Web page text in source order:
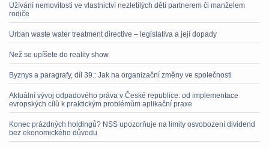
Užívání nemovitosti ve vlastnictví nezletilých dětí partnerem či manželem
rodiče
Urban waste water treatment directive – legislativa a její dopady
Než se upíšete do reality show
Byznys a paragrafy, díl 39.: Jak na organizační změny ve společnosti
Aktuální vývoj odpadového práva v České republice: od implementace
evropských cílů k praktickým problémům aplikační praxe
Konec prázdných holdingů? NSS upozorňuje na limity osvobození dividend
bez ekonomického důvodu